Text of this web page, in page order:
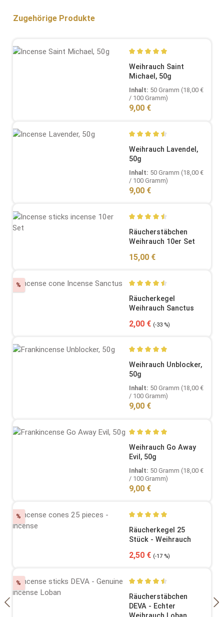
Produktgalerie überspringen
Zugehörige Produkte
Durchschnittliche
Weihrauch Saint
Michael, 50g
Inhalt: 50 Gramm (18,00 €
/ 100 Gramm)
Regulärer Preis:
9,00 €
Durchschnittliche
Weihrauch Lavendel,
50g
Inhalt: 50 Gramm (18,00 €
/ 100 Gramm)
Regulärer Preis:
9,00 €
Durchschnittliche
Räucherstäbchen
Weihrauch 10er Set
Regulärer Preis:
15,00 €
% Rabatt
Durchschnittliche
Räucherkegel
Weihrauch Sanctus
Verkaufspreis:
2,00 € Regulärer Preis:
(-33 %)
Durchschnittliche
Weihrauch Unblocker,
50g
Inhalt: 50 Gramm (18,00 €
/ 100 Gramm)
Regulärer Preis:
9,00 €
Durchschnittliche
Weihrauch Go Away
Evil, 50g
Inhalt: 50 Gramm (18,00 €
/ 100 Gramm)
Regulärer Preis:
9,00 €
% Rabatt
Durchschnittliche
Räucherkegel 25
Stück - Weihrauch
Verkaufspreis:
2,50 € Regulärer Preis:
(-17 %)
% Rabatt
Durchschnittliche
Räucherstäbchen
DEVA - Echter